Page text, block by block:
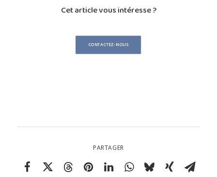
Cet article vous intéresse ?
CONTACTEZ-NOUS
PARTAGER